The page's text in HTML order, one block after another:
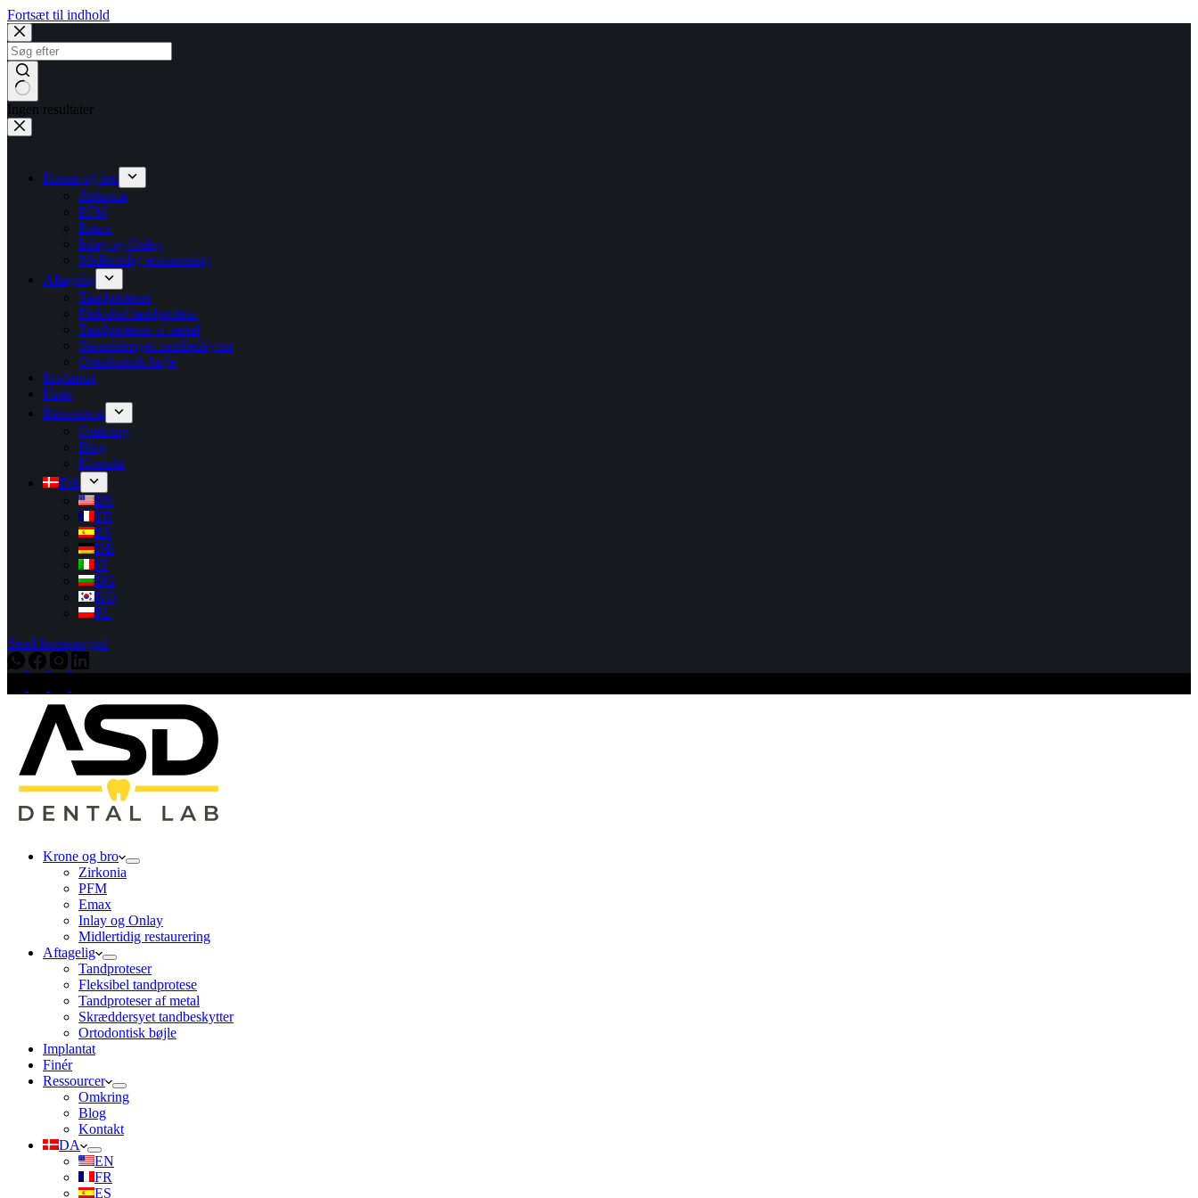
Fortsæt til indhold
Ingen resultater
Krone og bro
Zirkonia
PFM
Emax
Inlay og Onlay
Midlertidig restaurering
Aftagelig
Tandproteser
Fleksibel tandprotese
Tandproteser af metal
Skræddersyet tandbeskytter
Ortodontisk bøjle
Implantat
Finér
Ressourcer
Omkring
Blog
Kontakt
DA
EN
FR
ES
DE
IT
BG
KO
PL
Send forespørgsel
Krone og bro
Zirkonia
PFM
Emax
Inlay og Onlay
Midlertidig restaurering
Aftagelig
Tandproteser
Fleksibel tandprotese
Tandproteser af metal
Skræddersyet tandbeskytter
Ortodontisk bøjle
Implantat
Finér
Ressourcer
Omkring
Blog
Kontakt
DA
EN
FR
ES